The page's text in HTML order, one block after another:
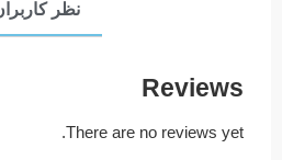
نظر
Reviews
There are no reviews yet.